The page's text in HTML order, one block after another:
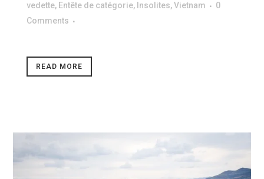
vedette, Entête de catégorie, Insolites,Vietnam
0
Comments
READ MORE